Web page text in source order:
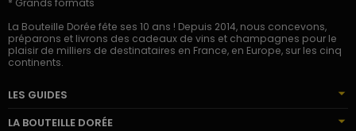
La Bouteille Dorée fête ses 10 ans ! Depuis 2014, nous concevons,
préparons et livrons des cadeaux de vins et champagnes pour le
plaisir de milliers de destinataires en France, en Europe, sur les cinq
continents.
LES GUIDES
LA BOUTEILLE DORÉE